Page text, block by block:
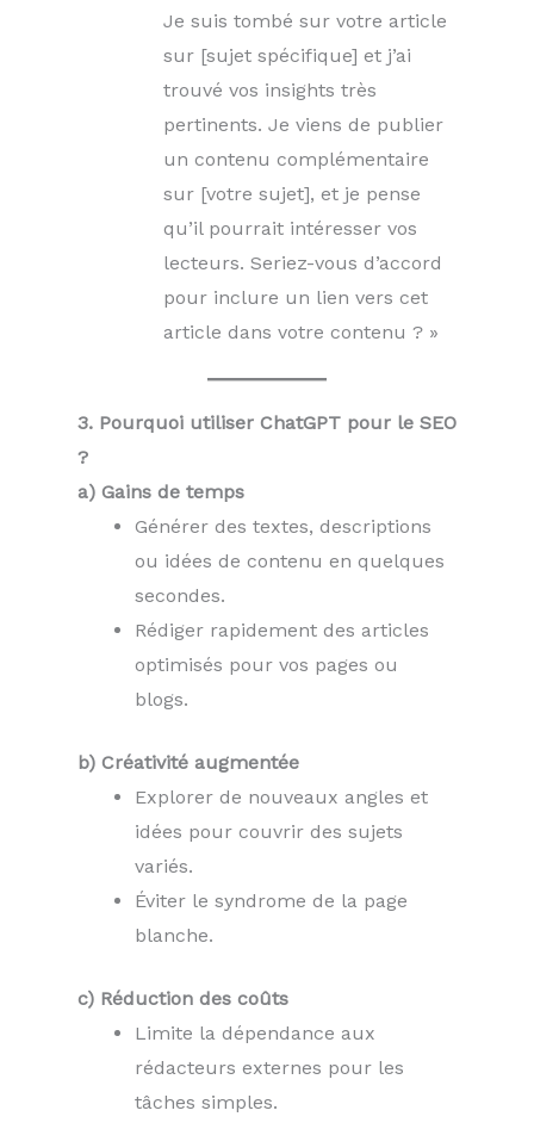
Je suis tombé sur votre article
sur [sujet spécifique] et j’ai
trouvé vos insights très
pertinents. Je viens de publier
un contenu complémentaire
sur [votre sujet], et je pense
qu’il pourrait intéresser vos
lecteurs. Seriez-vous d’accord
pour inclure un lien vers cet
article dans votre contenu ? »
3. Pourquoi utiliser ChatGPT pour le SEO
?
a) Gains de temps
Générer des textes, descriptions
ou idées de contenu en quelques
secondes.
Rédiger rapidement des articles
optimisés pour vos pages ou
blogs.
b) Créativité augmentée
Explorer de nouveaux angles et
idées pour couvrir des sujets
variés.
Éviter le syndrome de la page
blanche.
c) Réduction des coûts
Limite la dépendance aux
rédacteurs externes pour les
tâches simples.